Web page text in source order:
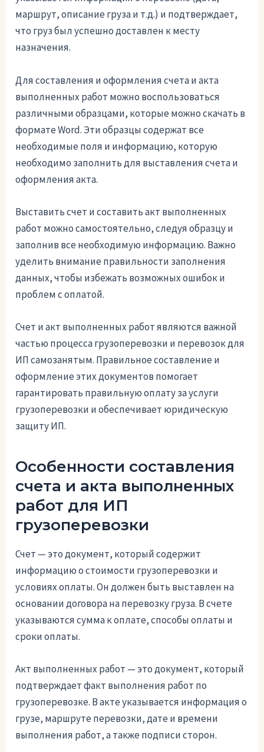
маршрут, описание груза и т.д.) и подтверждает,
что груз был успешно доставлен к месту
назначения.
Для составления и оформления счета и акта
выполненных работ можно воспользоваться
различными образцами, которые можно скачать в
формате Word. Эти образцы содержат все
необходимые поля и информацию, которую
необходимо заполнить для выставления счета и
оформления акта.
Выставить счет и составить акт выполненных
работ можно самостоятельно, следуя образцу и
заполнив все необходимую информацию. Важно
уделить внимание правильности заполнения
данных, чтобы избежать возможных ошибок и
проблем с оплатой.
Счет и акт выполненных работ являются важной
частью процесса грузоперевозки и перевозок для
ИП самозанятым. Правильное составление и
оформление этих документов помогает
гарантировать правильную оплату за услуги
грузоперевозки и обеспечивает юридическую
защиту ИП.
Особенности составления
счета и акта выполненных
работ для ИП
грузоперевозки
Счет — это документ, который содержит
информацию о стоимости грузоперевозки и
условиях оплаты. Он должен быть выставлен на
основании договора на перевозку груза. В счете
указываются сумма к оплате, способы оплаты и
сроки оплаты.
Акт выполненных работ — это документ, который
подтверждает факт выполнения работ по
грузоперевозке. В акте указывается информация о
грузе, маршруте перевозки, дате и времени
выполнения работ, а также подписи сторон.